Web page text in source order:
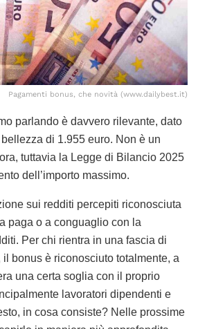
Pagamenti bonus, che novità (www.dailybest.it)
parlando è davvero rilevante, dato
di 1.955 euro. Non è un
tuttavia la Legge di Bilancio 2025
dell’importo massimo.
sui redditi percepiti riconosciuta
paga o a conguaglio con la
Per chi rientra in una fascia di
bonus è riconosciuto totalmente, a
una certa soglia con il proprio
lavoratori dipendenti e
in cosa consiste? Nelle prossime